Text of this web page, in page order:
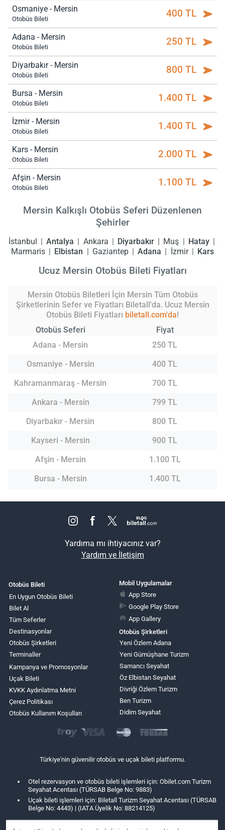
Osmaniye - Mersin
Otobüs Bileti 400 TL
Adana - Mersin
Otobüs Bileti 250 TL
Diyarbakır - Mersin
Otobüs Bileti 800 TL
Bursa - Mersin
Otobüs Bileti 1.400 TL
İzmir - Mersin
Otobüs Bileti 1.400 TL
Kars - Mersin
Otobüs Bileti 2.000 TL
Afşin - Mersin
Otobüs Bileti 1.100 TL
Mersin Kalkışlı Otobüs Seferi Düzenlenen
Şehirler
İstanbul Antalya Ankara Diyarbakır Muş
Hatay
Marmaris
Elbistan Gaziantep Adana İzmir Kars
Ucuz Mersin Otobüs Bileti Fiyatları
Mersin Otobüs Biletleri İçin Mersin Tüm Otobüs
Şirketlerinin Sefer ve Fiyatları Biletall'da. Ucuz Mersin
Otobüs Bileti Fiyatları biletall.com'da!
Otobüs Seferi
Fiyat
Adana - Mersin
250 TL
Osmaniye - Mersin
400 TL
Kahramanmaraş - Mersin
700 TL
Ankara - Mersin
799 TL
Diyarbakır - Mersin
800 TL
Kayseri - Mersin
900 TL
Afşin - Mersin
1.100 TL
Bursa - Mersin
1.400 TL
Yardıma mı ihtiyacınız var?
Yardım ve İletişim
Otobüs Bileti
En Uygun Otobüs Bileti
Bilet Al
Tüm Seferler
Destinasyonlar
Otobüs Şirketleri
Terminaller
Kampanya ve Promosyonlar
Uçak Bileti
KVKK Aydınlatma Metni
Çerez Politikası
Otobüs Kullanım Koşulları
Mobil Uygulamalar
App Store
Google Play Store
App Gallery
Otobüs Şirketleri
Yeni Özlem Adana
Yeni Gümüşhane Turizm
Samancı Seyahat
Öz Elbistan Seyahat
Divriği Özlem Turizm
Ben Turizm
Didim Seyahat
Türkiye'nin güvenilir otobüs ve uçak bileti platformu.
Otel rezervasyon ve otobüs bileti işlemleri için: Obilet.com Turizm
Seyahat Acentası (TÜRSAB Belge No: 9883)
Uçak bileti işlemleri için: Biletall Turizm Seyahat Acentası (TÜRSAB
Belge No: 4443) | (IATA Üyelik No: 88214125)